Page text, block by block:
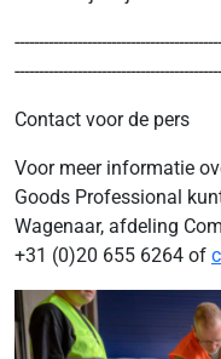
Contact voor de pers
Voor meer informatie
Goods Professional
Wagenaar, afdeling
+31 (0)20 655 6264 of